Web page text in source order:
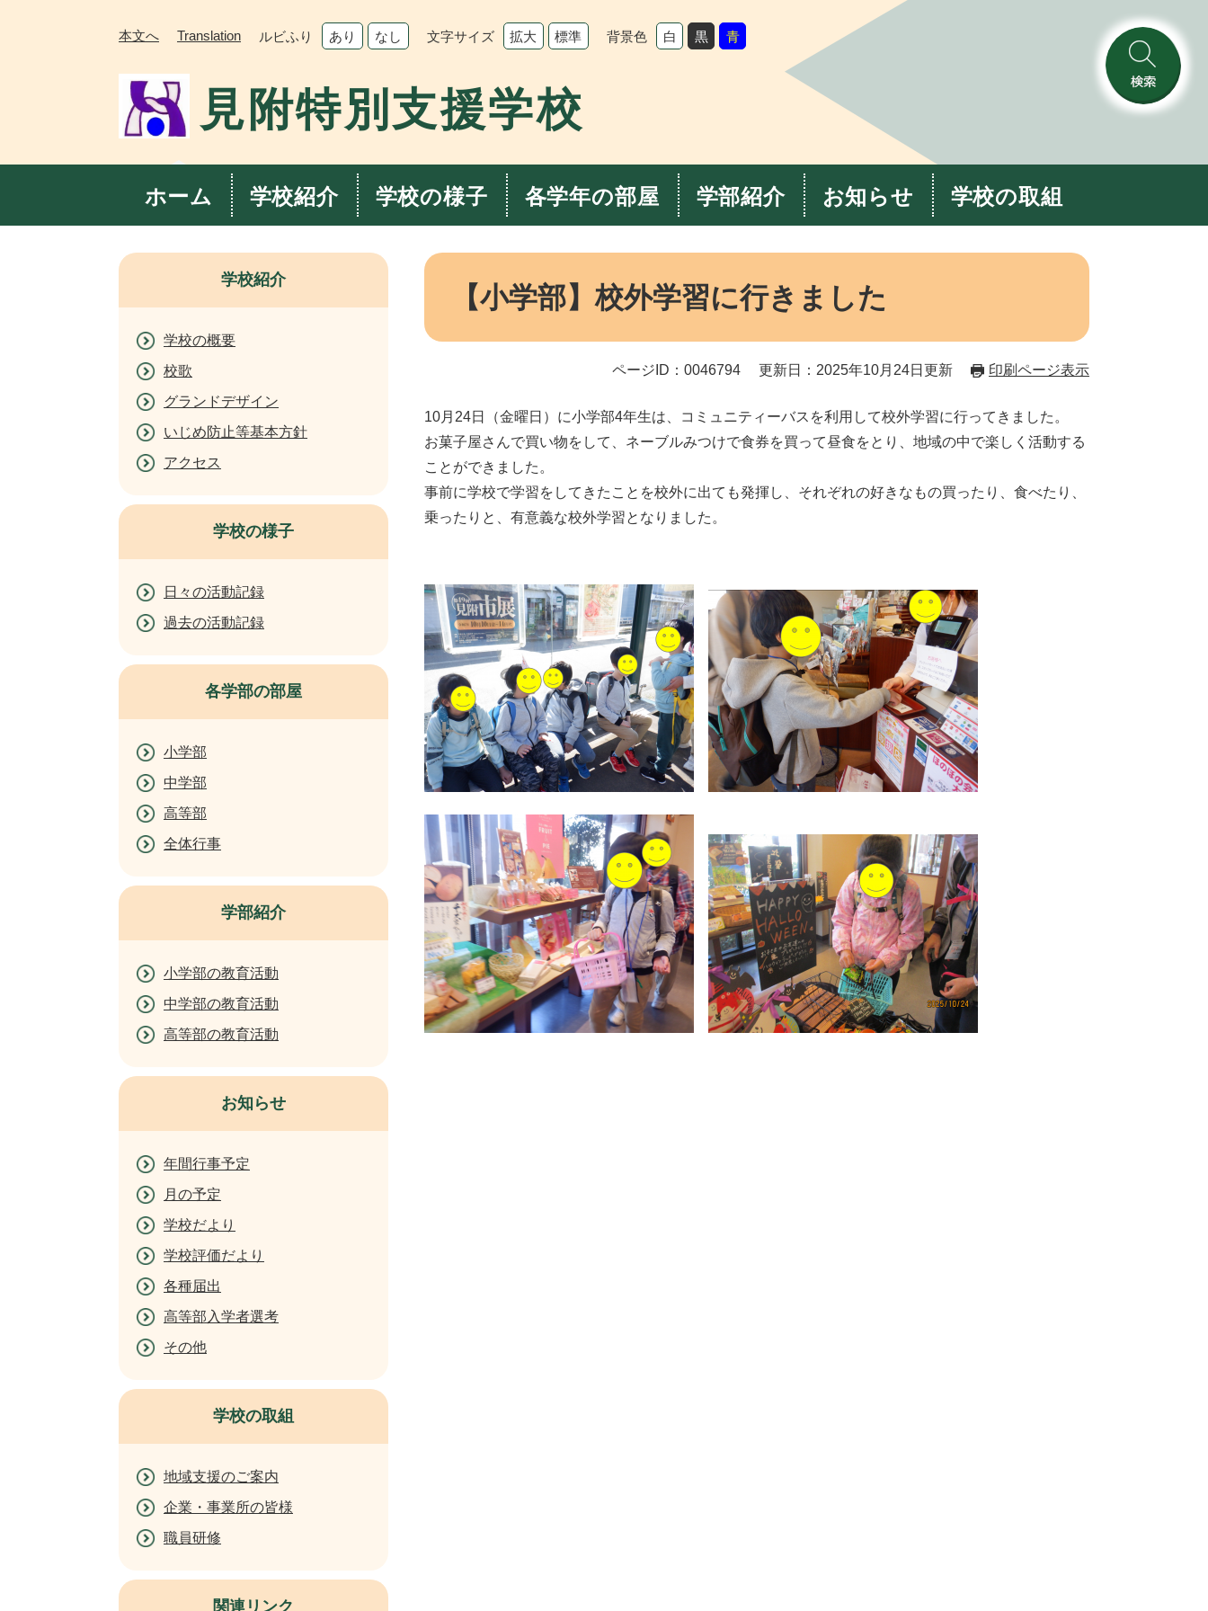
す。
し
文
本文へ Translation ルビふり あり なし 文字サイズ 拡大 標準 背景色 白 黒 青
検
索
見附特別支援学校
ホーム 学校紹介 学校の様子 各学年の部屋 学部紹介 お知らせ 学校の取組
本
【小学部】校外学習に行きました
ページID：0046794 更新日：2025年10月24日更新 印刷ページ表示
10月24日（金曜日）に小学部4年生は、コミュニティーバスを利用して校外学習に行ってきました。
お菓子屋さんで買い物をして、ネーブルみつけで食券を買って昼食をとり、地域の中で楽しく活動する
ことができました。
事前に学校で学習をしてきたことを校外に出ても発揮し、それぞれの好きなもの買ったり、食べたり、
乗ったりと、有意義な校外学習となりました。
学校紹介
学校の概要
校歌
グランドデザイン
いじめ防止等基本方針
アクセス
学校の様子
日々の活動記録
過去の活動記録
各学部の部屋
小学部
中学部
高等部
全体行事
学部紹介
小学部の教育活動
中学部の教育活動
高等部の教育活動
お知らせ
年間行事予定
月の予定
学校だより
学校評価だより
各種届出
高等部入学者選考
その他
学校の取組
地域支援のご案内
企業・事業所の皆様
職員研修
関連リンク